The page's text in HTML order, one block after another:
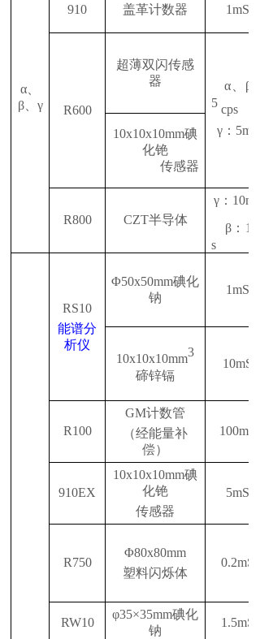
α、
β、γ
910 盖革计数器 1mSv/h
R600
超薄双闪传感
器
α、β
5
cps
γ： 5
10x10x10mm碘
化铯
传感器
R800 CZT半导体
γ： 10
β： 10
s
RS10
能谱分
析仪
Φ50x50mm碘化
钠
1mSv/h
10x10x10mm
3
碲锌镉
10mSv/
R100
GM计数管
（经能量补
偿）
100
910EX
10x10x10mm碘
化铯
传感器
5mSv/h
R750
Φ80x80mm
塑料闪烁体
RW10
φ35×35mm碘化
钠